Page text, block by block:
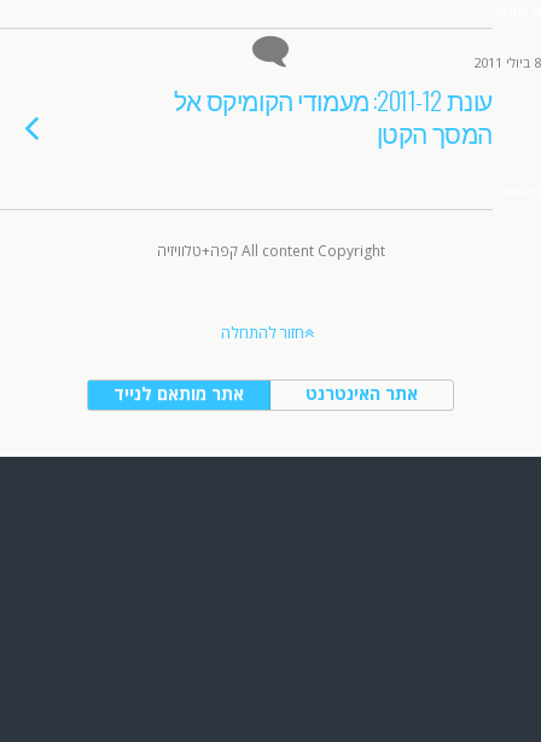
8 ביולי 2011
עונת 2011-12: מעמודי הקומיקס אל
המסך הקטן
All content Copyright קפה+טלוויזיה
חזור להתחלה
אתר מותאם לנייד אתר האינטרנט